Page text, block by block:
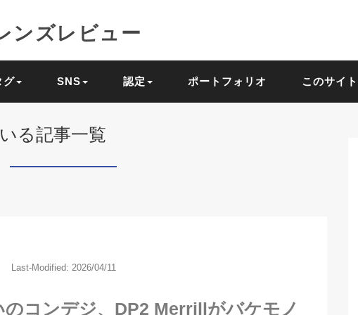
ンズレビュー
グ SNS 認定 ポートフォリオ このサイ
る記事一覧
Last-Modified: 2026/04/11
のコンデジ、DP2 Merrillがバケモノ